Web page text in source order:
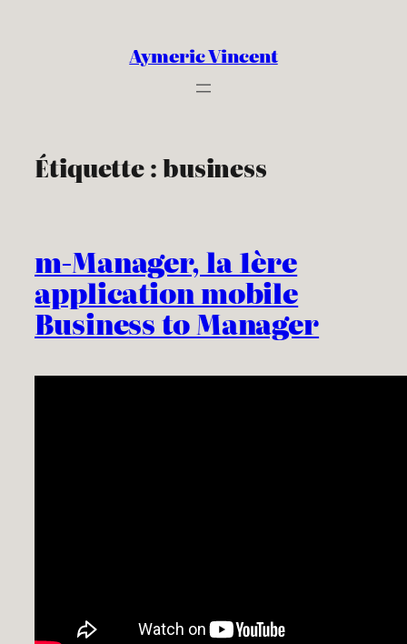
Aymeric Vincent
Étiquette :business
m-Manager, la 1ère
application mobile
Business to Manager